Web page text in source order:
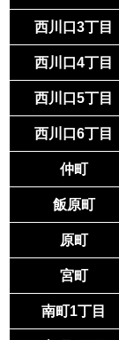
西川口3丁目
西川口4丁目
西川口5丁目
西川口6丁目
仲町
飯原町
原町
宮町
南町1丁目